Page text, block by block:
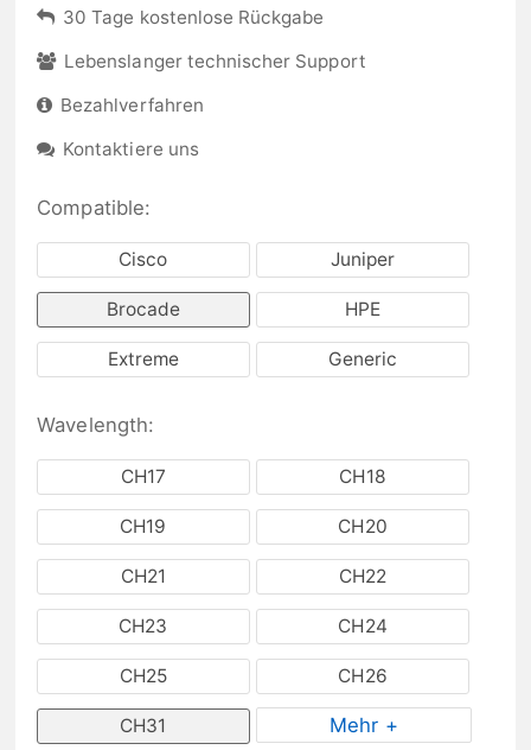
30 Tage kostenlose Rückgabe
Lebenslanger technischer Support
Bezahlverfahren
Kontaktiere uns
Compatible:
Cisco Juniper
Brocade HPE
Extreme Generic
Wavelength:
CH17 CH18
CH19 CH20
CH21 CH22
CH23 CH24
CH25 CH26
CH31 Mehr +